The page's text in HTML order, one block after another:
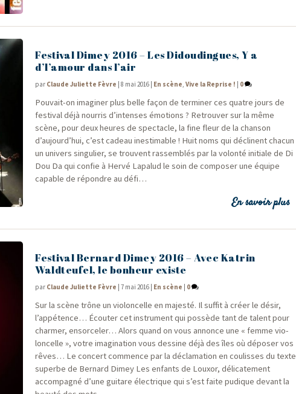
Festival Dimey 2016 – Les Didoudingues, Y a
d’l’amour dans l’air
par Claude Juliette Fèvre |8 mai 2016 En scène,Vive la Reprise ! 0
Pou­vait-on ima­gi­ner plus belle façon de ter­mi­ner ces quatre jours de
fes­ti­val déjà nour­ris d’intenses émo­tions ? Retrou­ver sur la même
scène, pour deux heures de spec­tacle, la fine fleur de la chan­son
d’aujourd’hui, c’est cadeau ines­ti­mable ! Huit noms qui déclinent cha­cun
un uni­vers sin­gu­lier, se trouvent ras­sem­blés par la volon­té ini­tiale de Di
Dou Da qui confie à Her­vé Lapa­lud le soin de com­po­ser une équipe
capable de répondre au défi…
En savoir plus
Festival Bernard Dimey 2016 – Avec Katrin
Waldteufel, le bonheur existe
par Claude Juliette Fèvre |7 mai 2016 En scène 0
Sur la scène trône un vio­lon­celle en majes­té. Il suf­fit à créer le désir,
l’appétence… Écou­ter cet ins­tru­ment qui pos­sède tant de talent pour
char­mer, ensor­ce­ler… Alors quand on vous annonce une « femme vio­
lon­celle », votre ima­gi­na­tion vous des­sine déjà des îles où dépo­ser vos
rêves… Le concert com­mence par la décla­ma­tion en cou­lisses du texte
superbe de Ber­nard Dimey Les enfants de Louxor, déli­ca­te­ment
accom­pa­gné d’une gui­tare élec­trique qui s’est faite pudique devant la